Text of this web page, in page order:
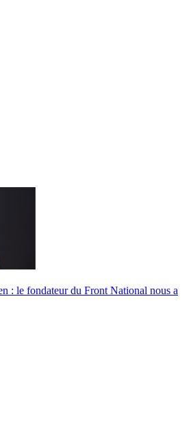
: le fondateur du Front National nous a